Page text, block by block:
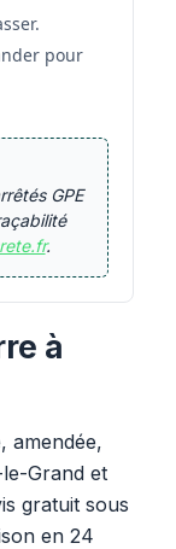
pour
GPE
.
à
amendée,
Grand et
gratuit sous
en 24